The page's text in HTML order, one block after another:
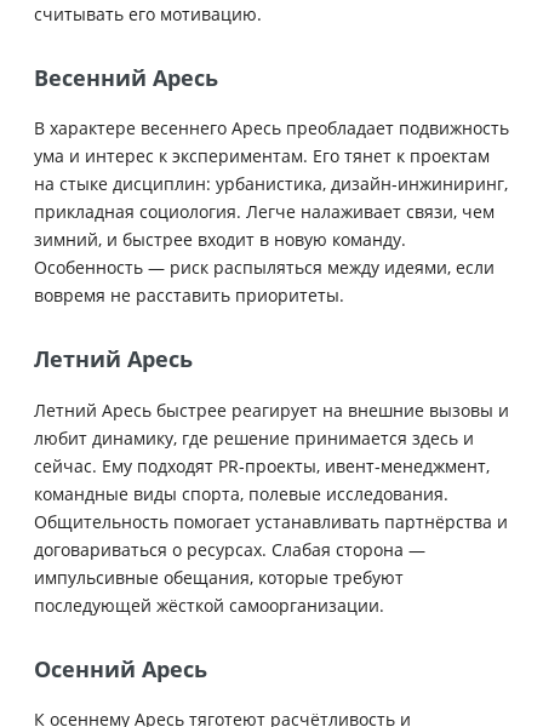
считывать его мотивацию.
Весенний Аресь
В характере весеннего Аресь преобладает подвижность
ума и интерес к экспериментам. Его тянет к проектам
на стыке дисциплин: урбанистика, дизайн‑инжиниринг,
прикладная социология. Легче налаживает связи, чем
зимний, и быстрее входит в новую команду.
Особенность — риск распыляться между идеями, если
вовремя не расставить приоритеты.
Летний Аресь
Летний Аресь быстрее реагирует на внешние вызовы и
любит динамику, где решение принимается здесь и
сейчас. Ему подходят PR‑проекты, ивент‑менеджмент,
командные виды спорта, полевые исследования.
Общительность помогает устанавливать партнёрства и
договариваться о ресурсах. Слабая сторона —
импульсивные обещания, которые требуют
последующей жёсткой самоорганизации.
Осенний Аресь
К осеннему Аресь тяготеют расчётливость и